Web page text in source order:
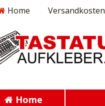
Home Versandkosten
Home